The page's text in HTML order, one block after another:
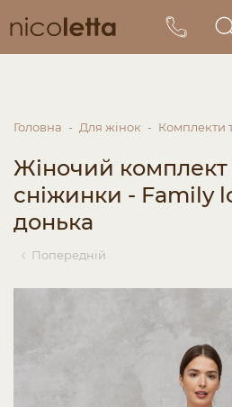
Головна Для жінок Комплекти
Жіночий комплект
сніжинки - Family
донька
Попередній